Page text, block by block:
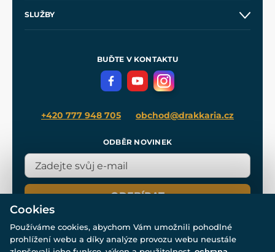
Velkoobchod
SLUŽBY
Meče pro Kingdom Come
BUĎTE V KONTAKTU
+420 777 948 705 obchod@drakkaria.cz
ODBĚR NOVINEK
ODEBÍRAT
Cookies
Používáme cookies, abychom Vám umožnili pohodlné
prohlížení webu a díky analýze provozu webu neustále